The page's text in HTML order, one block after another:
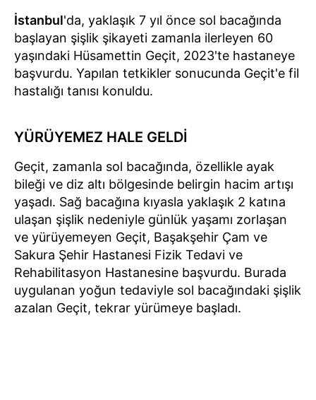
İstanbul'da, yaklaşık 7 yıl önce sol bacağında
başlayan şişlik şikayeti zamanla ilerleyen 60
yaşındaki Hüsamettin Geçit, 2023'te hastaneye
başvurdu. Yapılan tetkikler sonucunda Geçit'e fil
hastalığı tanısı konuldu.
YÜRÜYEMEZ HALE GELDİ
Geçit, zamanla sol bacağında, özellikle ayak
bileği ve diz altı bölgesinde belirgin hacim artışı
yaşadı. Sağ bacağına kıyasla yaklaşık 2 katına
ulaşan şişlik nedeniyle günlük yaşamı zorlaşan
ve yürüyemeyen Geçit, Başakşehir Çam ve
Sakura Şehir Hastanesi Fizik Tedavi ve
Rehabilitasyon Hastanesine başvurdu. Burada
uygulanan yoğun tedaviyle sol bacağındaki şişlik
azalan Geçit, tekrar yürümeye başladı.